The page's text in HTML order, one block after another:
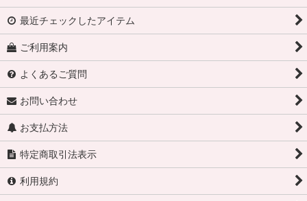
最近チェックしたアイテム
ご利用案内
よくあるご質問
お問い合わせ
お支払方法
特定商取引法表示
利用規約